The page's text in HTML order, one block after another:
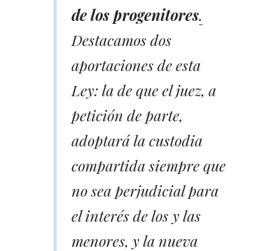
de los progenitores.
Destacamos dos
aportaciones de esta
Ley: la de que el juez, a
petición de parte,
adoptará la custodia
compartida siempre que
no sea perjudicial para
el interés de los y las
menores, y la nueva